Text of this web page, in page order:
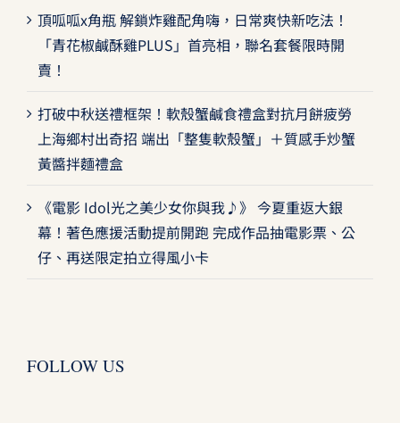
頂呱呱x角瓶 解鎖炸雞配角嗨，日常爽快新吃法！
「青花椒鹹酥雞PLUS」首亮相，聯名套餐限時開
賣！
打破中秋送禮框架！軟殼蟹鹹食禮盒對抗月餅疲勞
上海鄉村出奇招 端出「整隻軟殼蟹」＋質感手炒蟹
黃醬拌麵禮盒
《電影 Idol光之美少女你與我♪》 今夏重返大銀
幕！著色應援活動提前開跑 完成作品抽電影票、公
仔、再送限定拍立得風小卡
FOLLOW US